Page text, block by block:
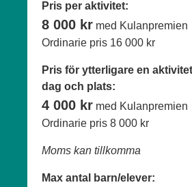
Pris per aktivitet:
8 000 kr med Kulanpremien
Ordinarie pris 16 000 kr
Pris för ytterligare en
dag och plats:
4 000 kr med Kulanpremien
Ordinarie pris 8 000 kr
Moms kan tillkomma
Max antal barn/elever: